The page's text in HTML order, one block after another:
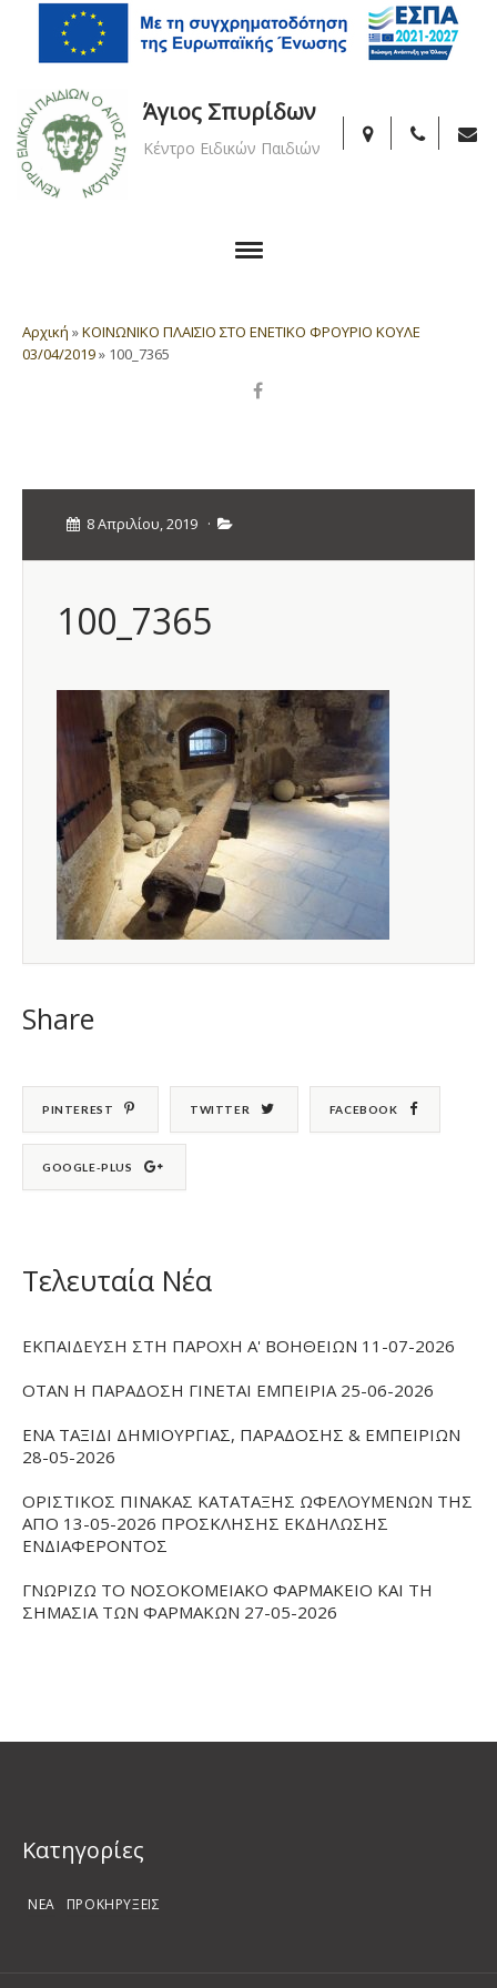
Άγιος Σπυρίδων
Κέντρο Ειδικών Παιδιών
Αρχική »ΚΟΙΝΩΝΙΚΟ ΠΛΑΙΣΙΟ ΣΤΟ ΕΝΕΤΙΚΟ ΦΡΟΥΡΙΟ ΚΟΥΛΕ
03/04/2019» 100_7365
8 Απριλίου, 2019 ·
100_7365
Share
PINTEREST TWITTER FACEBOOK
GOOGLE-PLUS
Τελευταία Νέα
ΕΚΠΑΙΔΕΥΣΗ ΣΤΗ ΠΑΡΟΧΗ Α' ΒΟΗΘΕΙΩΝ 11-07-2026
ΟΤΑΝ Η ΠΑΡΑΔΟΣΗ ΓΙΝΕΤΑΙ ΕΜΠΕΙΡΙΑ 25-06-2026
ΕΝΑ ΤΑΞΙΔΙ ΔΗΜΙΟΥΡΓΙΑΣ, ΠΑΡΑΔΟΣΗΣ & ΕΜΠΕΙΡΙΩΝ
28-05-2026
ΟΡΙΣΤΙΚΟΣ ΠΙΝΑΚΑΣ ΚΑΤΑΤΑΞΗΣ ΩΦΕΛΟΥΜΕΝΩΝ ΤΗΣ
ΑΠΟ 13-05-2026 ΠΡΟΣΚΛΗΣΗΣ ΕΚΔΗΛΩΣΗΣ
ΕΝΔΙΑΦΕΡΟΝΤΟΣ
ΓΝΩΡΙΖΩ ΤΟ ΝΟΣΟΚΟΜΕΙΑΚΟ ΦΑΡΜΑΚΕΙΟ ΚΑΙ ΤΗ
ΣΗΜΑΣΙΑ ΤΩΝ ΦΑΡΜΑΚΩΝ 27-05-2026
Kατηγορίες
ΝΕΑ ΠΡΟΚΗΡΥΞΕΙΣ